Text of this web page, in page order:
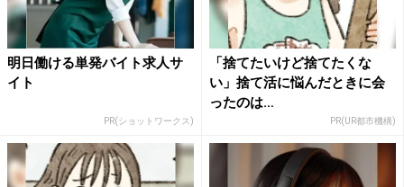
明日働ける単発バイト求人サ
イト
PR(ショットワークス)
「捨てたいけど捨てたくな
い」捨て活に悩んだときに会
ったのは…
PR(UR都市機構)